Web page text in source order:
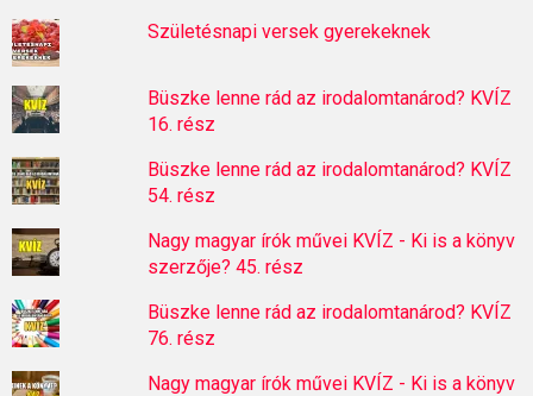
Születésnapi versek gyerekeknek
Büszke lenne rád az irodalomtanárod? KVÍZ
16. rész
Büszke lenne rád az irodalomtanárod? KVÍZ
54. rész
Nagy magyar írók művei KVÍZ - Ki is a könyv
szerzője? 45. rész
Büszke lenne rád az irodalomtanárod? KVÍZ
76. rész
Nagy magyar írók művei KVÍZ - Ki is a könyv